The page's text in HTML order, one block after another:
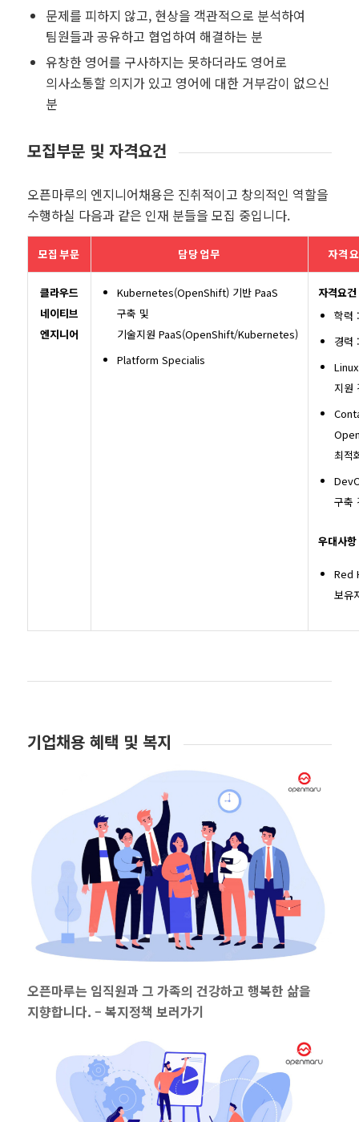
문제를 피하지 않고, 현상을 객관적으로 분석하여
팀원들과 공유하고 협업하여 해결하는 분
유창한 영어를 구사하지는 못하더라도 영어로
의사소통할 의지가 있고 영어에 대한 거부감이 없으신
분
모집부문 및 자격요건
오픈마루의 엔지니어채용은 진취적이고 창의적인 역할을
수행하실 다음과 같은 인재 분들을 모집 중입니다.
모집부문 담당업무 자격
클라우드
네이티브
엔지니어
Kubernetes(OpenShift) 기반 PaaS
구축 및
기술지원 PaaS(OpenShift/Kubernetes)
Platform Specialis
자격요건
학력
경력
지원
최적
구축
우대사항
Red
보유
기업채용 혜택 및 복지
오픈마루는 임직원과 그 가족의 건강하고 행복한 삶을
지향합니다. – 복지정책 보러가기